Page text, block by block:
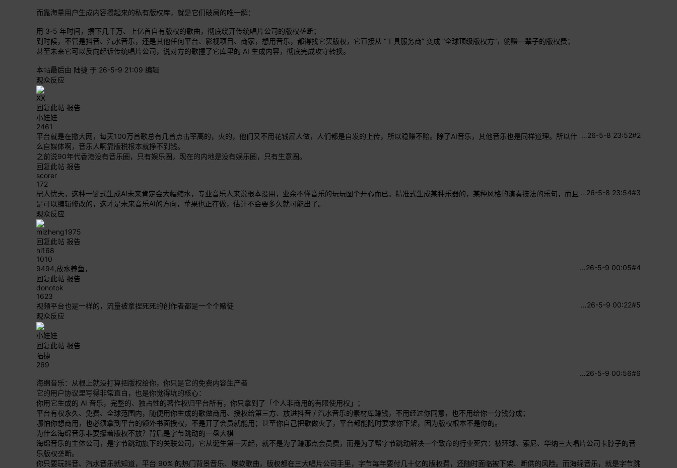
而靠海量用户生成内容攒起来的私有版权库，就是它们破局的唯一解：
用 3-5 年时间，攒下几千万、上亿首自有版权的歌曲，彻底绕开传统唱片公司的版权垄断；
到时候，不管是抖音、汽水音乐，还是其他任何平台、影视项目、商家，想用音乐，都得找它买版权，它直接从 “工具服务商” 变成 “全球顶级版权方”，躺赚一辈子的版权费；
甚至未来它可以反向起诉传统唱片公司，说对方的歌撞了它库里的 AI 生成内容，彻底完成攻守转换。
本帖最后由 陆捷 于 26-5-9 21:09 编辑
观众反应
XX
回复此帖 报告
小娃娃
2461
#2
26-5-8 23:52
…
平台就是在撒大网，每天100万首歌总有几首点击率高的，火的，他们又不用花钱雇人做，人们都是自发的上传，所以稳赚不赔。除了AI音乐，其他音乐也是同样道理。所以什
么自媒体啊，音乐人啊靠版税根本就挣不到钱。
之前说90年代香港没有音乐圈，只有娱乐圈，现在的内地是没有娱乐圈，只有生意圈。
回复此帖 报告
scorer
172
#3
26-5-8 23:54
…
杞人忧天，这种一键式生成AI未来肯定会大幅缩水，专业音乐人来说根本没用，业余不懂音乐的玩玩图个开心而已。精准式生成某种乐器的，某种风格的演奏技法的乐句，而且
是可以编辑修改的，这才是未来音乐AI的方向，苹果也正在做，估计不会要多久就可能出了。
观众反应
mizheng1975
回复此帖 报告
hi168
1010
#4
26-5-9 00:05
…
9494,放水养鱼，
回复此帖 报告
donotok
1623
#5
26-5-9 00:22
…
视频平台也是一样的，流量被拿捏死死的创作者都是一个个赌徒
观众反应
小娃娃
回复此帖 报告
陆捷
269
#6
26-5-9 00:56
…
海绵音乐：从根上就没打算把版权给你，你只是它的免费内容生产者
它的用户协议里写得非常直白，也是你觉得坑的核心：
你用它生成的 AI 音乐，完整的、独占性的著作权归平台所有，你只拿到了「个人非商用的有限使用权」；
平台有权永久、免费、全球范围内，随便用你生成的歌做商用、授权给第三方、放进抖音 / 汽水音乐的素材库赚钱，不用经过你同意，也不用给你一分钱分成；
哪怕你想商用，也必须拿到平台的额外书面授权，不是开了会员就能用；甚至你自己把歌做火了，平台都能随时要求你下架，因为版权根本不是你的。
为什么海绵音乐非要攥着版权不放？背后是字节跳动的一盘大棋
海绵音乐的主体公司，是字节跳动旗下的关联公司，它从诞生第一天起，就不是为了赚那点会员费，而是为了帮字节跳动解决一个致命的行业死穴：被环球、索尼、华纳三大唱片公司卡脖子的音
乐版权垄断。
你只要玩抖音、汽水音乐就知道，平台 90% 的热门背景音乐、爆款歌曲，版权都在三大唱片公司手里，字节每年要付几十亿的版权费，还随时面临被下架、断供的风险。而海绵音乐，就是字节跳